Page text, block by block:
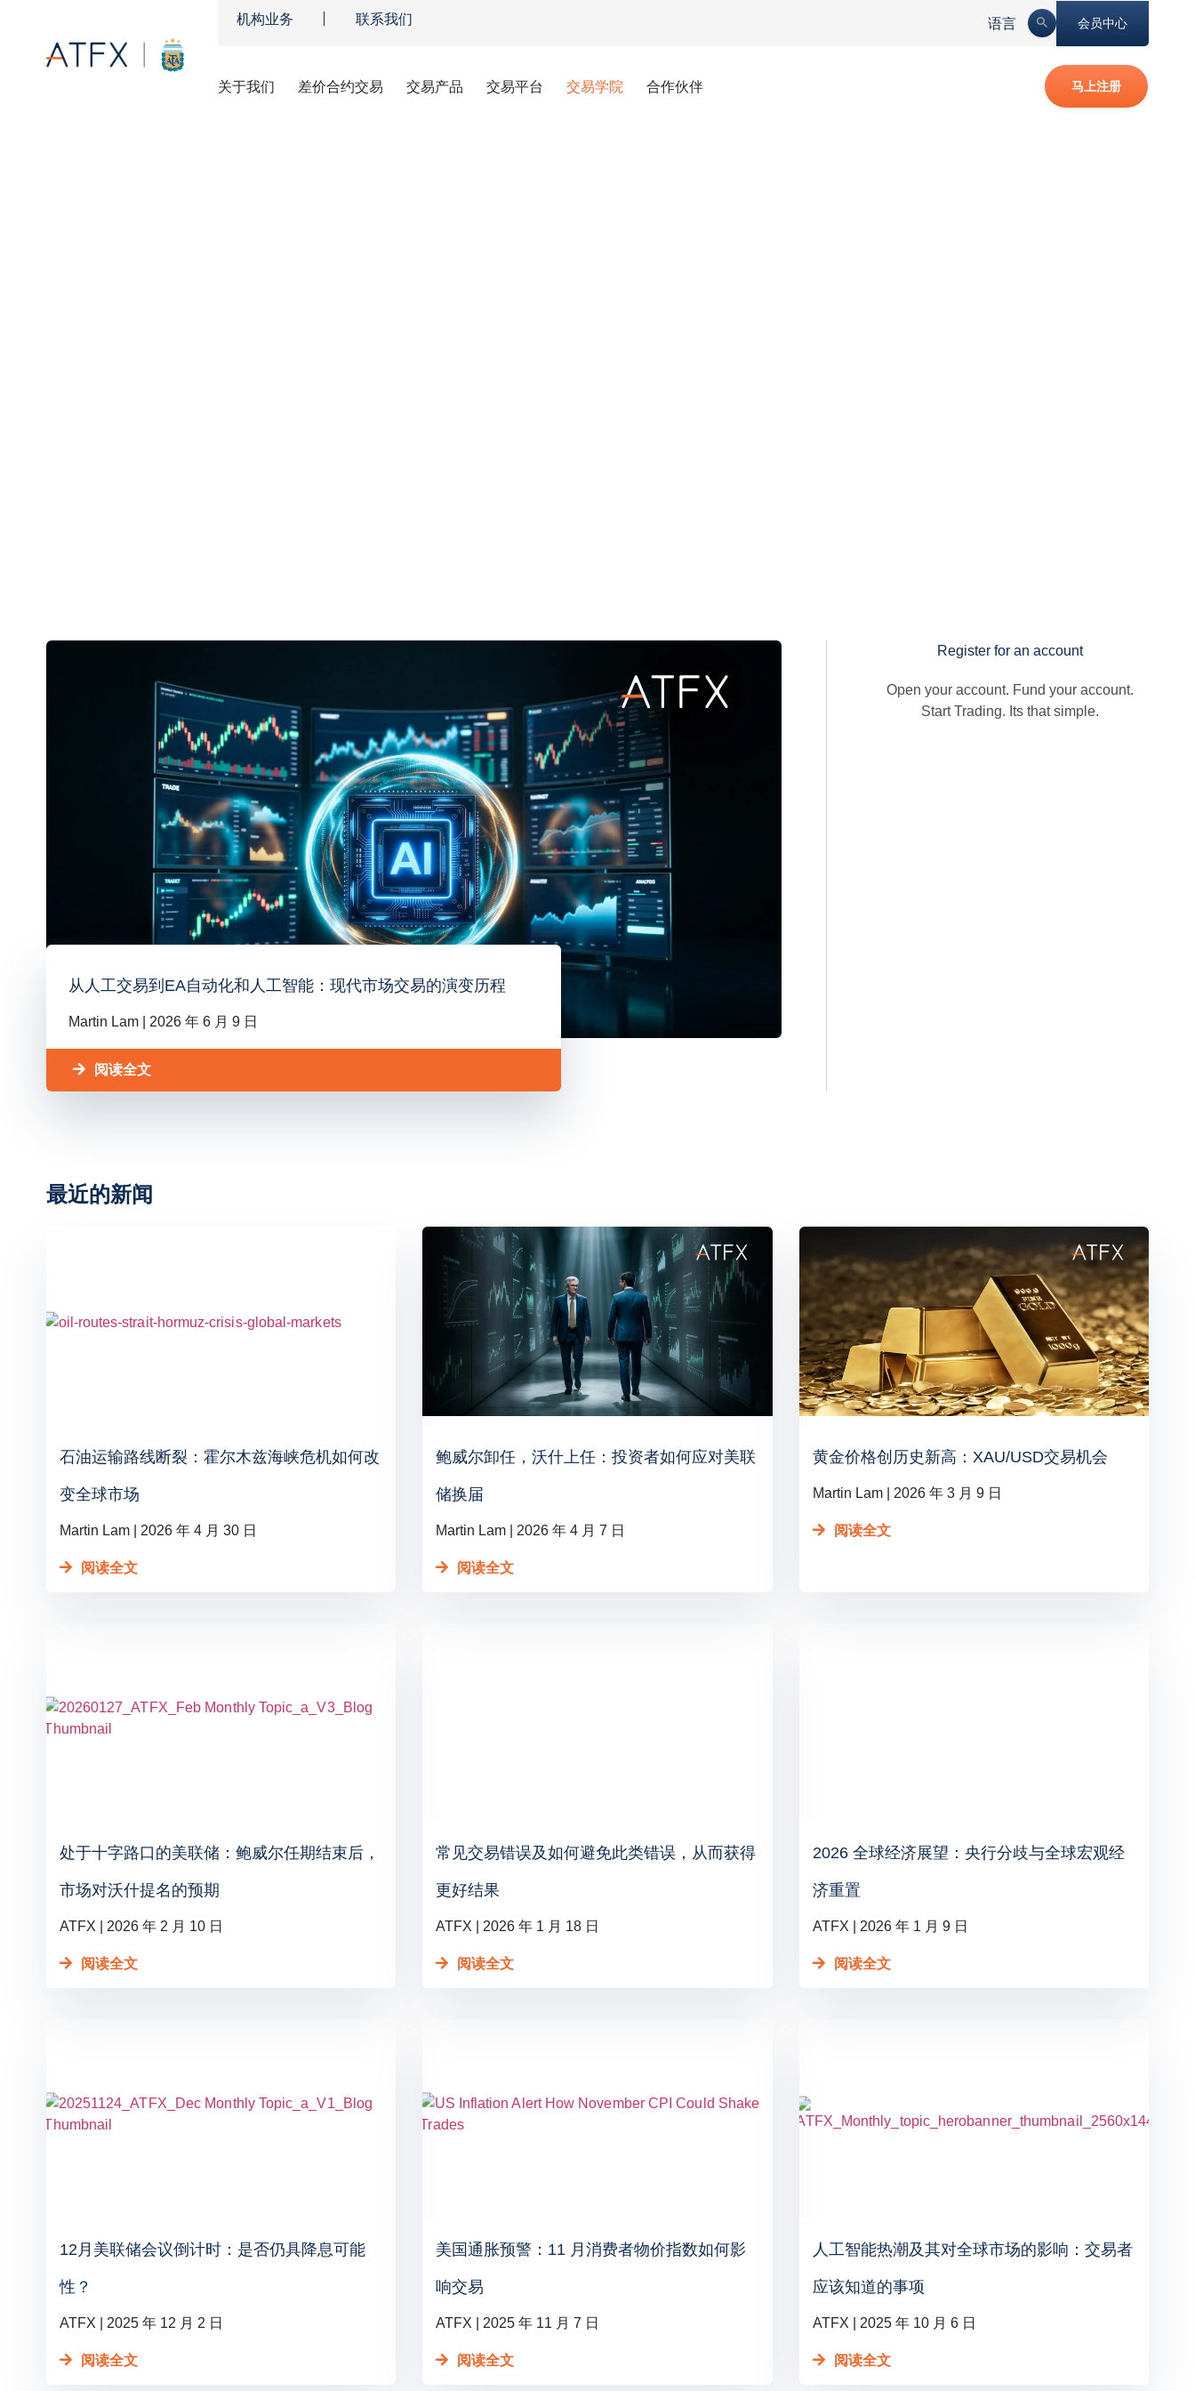
机构业务 联系我们 语言 会员中心
关于我们 差价合约交易 交易产品 交易平台 交易学院 合作伙伴 马上注册
从人工交易到EA自动化和人工智能：现代市场交易的演变历程
Martin Lam 2026 年 6 月 9 日
阅读全文
Register for an account
Open your account. Fund your account.
Start Trading. Its that simple.
最近的新闻
石油运输路线断裂：霍尔木兹海峡危机如何改
变全球市场
Martin Lam 2026 年 4 月 30 日
阅读全文
鲍威尔卸任，沃什上任：投资者如何应对美联
储换届
Martin Lam 2026 年 4 月 7 日
阅读全文
黄金价格创历史新高：XAU/USD交易机会
Martin Lam 2026 年 3 月 9 日
阅读全文
处于十字路口的美联储：鲍威尔任期结束后，
市场对沃什提名的预期
ATFX 2026 年 2 月 10 日
阅读全文
常见交易错误及如何避免此类错误，从而获得
更好结果
ATFX 2026 年 1 月 18 日
阅读全文
2026 全球经济展望：央行分歧与全球宏观经
济重置
ATFX 2026 年 1 月 9 日
阅读全文
12月美联储会议倒计时：是否仍具降息可能
性？
ATFX 2025 年 12 月 2 日
阅读全文
美国通胀预警：11 月消费者物价指数如何影
响交易
ATFX 2025 年 11 月 7 日
阅读全文
人工智能热潮及其对全球市场的影响：交易者
应该知道的事项
ATFX 2025 年 10 月 6 日
阅读全文